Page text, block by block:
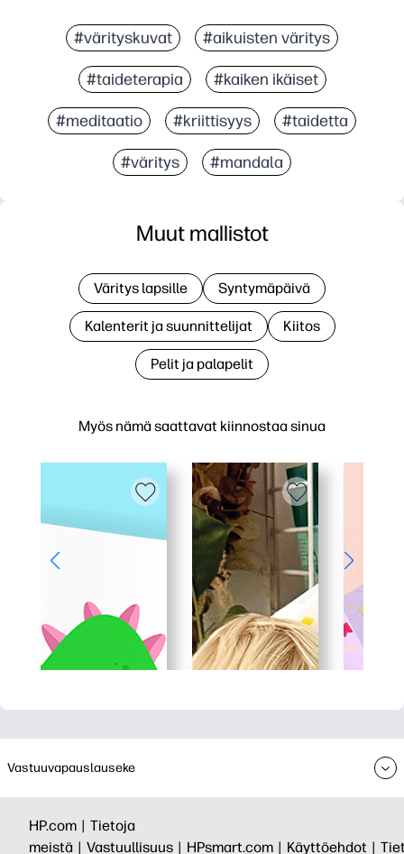
#värityskuvat #aikuisten väritys
#taideterapia #kaiken ikäiset
#meditaatio #kriittisyys #taidetta
#väritys #mandala
Myös nämä saattavat kiinnostaa sinua
Muut mallistot
Väritys lapsille Syntymäpäivä
Kalenterit ja suunnittelijat Kiitos
Pelit ja palapelit
Vastuuvapauslauseke
HP.com | Tietoja
meistä | Vastuullisuus | HPsmart.com | Käyttöehdot |